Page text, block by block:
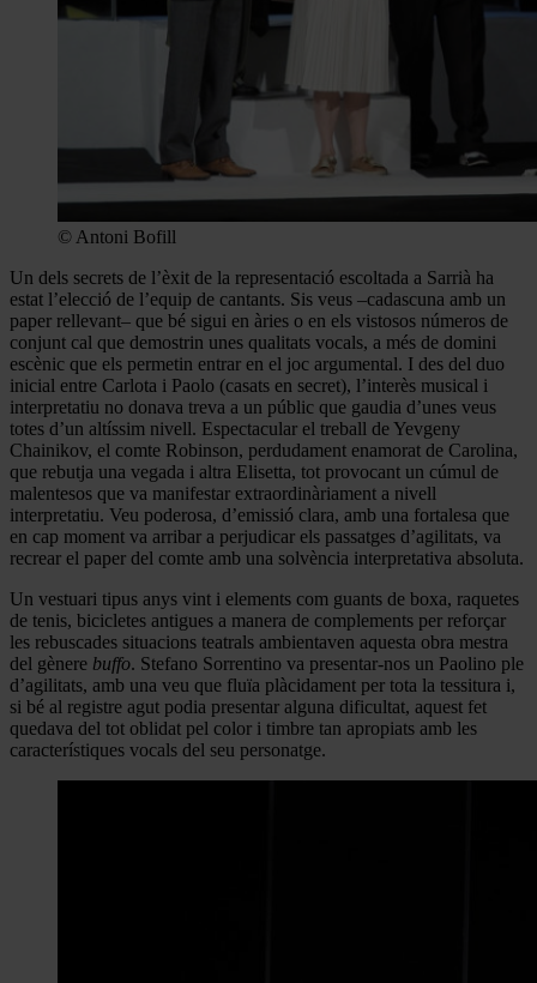
© Antoni Bofill
Un dels secrets de l’èxit de la representació escoltada a Sarrià ha
estat l’elecció de l’equip de cantants. Sis veus –cadascuna amb un
paper rellevant– que bé sigui en àries o en els vistosos números de
conjunt cal que demostrin unes qualitats vocals, a més de domini
escènic que els permetin entrar en el joc argumental. I des del duo
inicial entre Carlota i Paolo (casats en secret), l’interès musical i
interpretatiu no donava treva a un públic que gaudia d’unes veus
totes d’un altíssim nivell. Espectacular el treball de Yevgeny
Chainikov, el comte Robinson, perdudament enamorat de Carolina,
que rebutja una vegada i altra Elisetta, tot provocant un cúmul de
malentesos que va manifestar extraordinàriament a nivell
interpretatiu. Veu poderosa, d’emissió clara, amb una fortalesa que
en cap moment va arribar a perjudicar els passatges d’agilitats, va
recrear el paper del comte amb una solvència interpretativa absoluta.
Un vestuari tipus anys vint i elements com guants de boxa, raquetes
de tenis, bicicletes antigues a manera de complements per reforçar
les rebuscades situacions teatrals ambientaven aquesta obra mestra
del gènere buffo. Stefano Sorrentino va presentar-nos un Paolino ple
d’agilitats, amb una veu que fluïa plàcidament per tota la tessitura i,
si bé al registre agut podia presentar alguna dificultat, aquest fet
quedava del tot oblidat pel color i timbre tan apropiats amb les
característiques vocals del seu personatge.